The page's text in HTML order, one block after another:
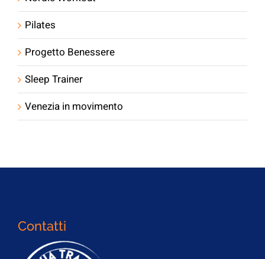
Pilates
Progetto Benessere
Sleep Trainer
Venezia in movimento
Contatti